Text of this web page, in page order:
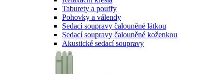
Taburety a pouffy
Pohovky a válendy
Sedací soupravy čalouněné látkou
Sedací soupravy čalouněné koženkou
Akustické sedací soupravy